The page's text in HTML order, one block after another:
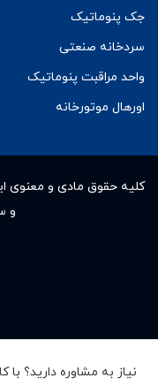
جک پنوماتیک
سردخانه صنعتی
واحد مراقبت پنوماتیک
اورهال موتورخانه
کلیه حقوق مادى و معنوى
و
نیاز به مشاوره دارید؟